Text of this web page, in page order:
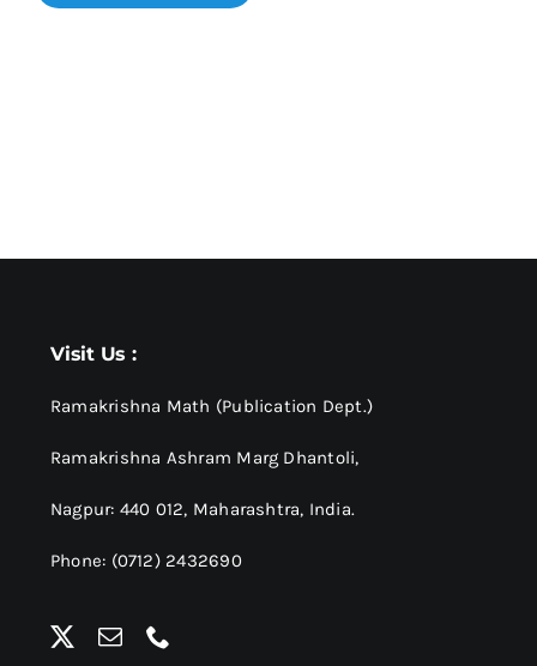
Visit Us :
Ramakrishna Math (Publication Dept.)
Ramakrishna Ashram Marg Dhantoli,
Nagpur: 440 012, Maharashtra, India.
Phone: (0712) 2432690